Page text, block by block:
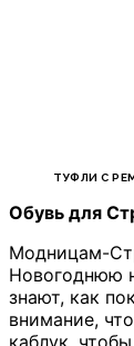
ТУФЛИ С
Обувь для
Модницам-
Новогоднюю
знают, как
внимание,